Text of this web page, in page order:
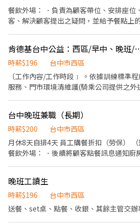
起，公司提供年度健檢照顧你的健康 ◆ 保險：除勞、健、勞退外，
公司更為你投保團保維護你的安全 ◆ 員工用餐折扣：兼職夥伴當日
牌禮卷 讓生日更有溫度 你過節我共歡，重要節慶我們提供你福利禮
券 好好與家人歡慶 你旅遊我贊助，每年職福會提供你旅遊津貼 好好
餐飲外場： ．負責為顧客帶位、安排座位
客、解決顧客提出之疑問，並給予餐點上
負責結帳、收銀等工作。 餐飲內場： ．
前與烹飪中之準備工作與其他餐廳相關事
切各種食材。 ．負責清理工作環境、設備
所需要的食材。 ．協助測量食材的容量與
肯德基台中公益
時薪$196
台中市西區
〔工作內容/工作時段﹞ 。依據訓練標準程序製作餐點；櫃台/外送
服務、門市環境清維護(騎乘公司提供之外送車 。可於各班別
次越多賺越多~~ ◆ 值班津貼：每小時20元(晉升組長後 ◆ 早、晚班
津貼：23:00-07:00（每小時享有50-80元津貼 ◆ 健檢：任職滿
起，公司提供年度健檢照顧你的健康 ◆ 保險：除勞、健、勞退外，
公司更為你投保團保維護你的安全 ◆ 員工用餐折扣：兼職夥伴當日
牌禮卷 讓生日更有溫度 你過節我共歡，重要節慶我們提供你福利禮
券 好好與家人歡慶 你旅遊我贊助，每年職福會提供你旅遊津貼 好好
台中晚班兼職（長期）
時薪$200
台中市西區
月休8天自排4天 員工購餐折扣（勞保） （
餐飲外場： ．後續將顧客點餐訊息通知廚
工作與其他餐廳相關事務。 ．負責洗、剝
責清理工作環境、和餐具。 ．準備不同餐
測量食材的容量與重量。 ．負責擺盤、打
晚班工讀生
時薪$196
台中市西區
送餐、set桌、點餐、收銀、其餘主管交辦